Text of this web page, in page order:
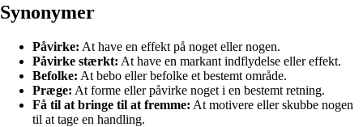
Synonymer
Påvirke: At have en effekt på noget eller nogen.
Påvirke stærkt: At have en markant indflydelse eller effekt.
Befolke: At bebo eller befolke et bestemt område.
Præge: At forme eller påvirke noget i en bestemt retning.
Få til at bringe til at fremme: At motivere eller skubbe nogen
til at tage en handling.